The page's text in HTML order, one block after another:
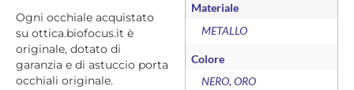
Ogni occhiale acquistato
su ottica.biofocus.it è
originale, dotato di
garanzia e di astuccio porta
occhiali originale.
Materiale
METALLO
Colore
NERO, ORO